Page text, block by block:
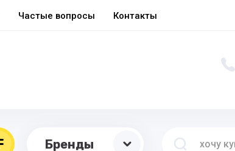
Частые вопросы Контакты
Бренды